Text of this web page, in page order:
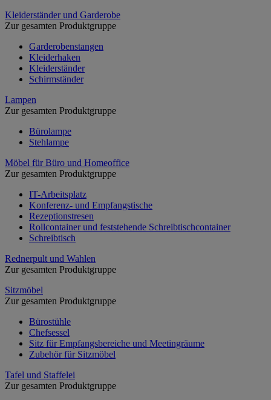
Kleiderständer und Garderobe
Zur gesamten Produktgruppe
Garderobenstangen
Kleiderhaken
Kleiderständer
Schirmständer
Lampen
Zur gesamten Produktgruppe
Bürolampe
Stehlampe
Möbel für Büro und Homeoffice
Zur gesamten Produktgruppe
IT-Arbeitsplatz
Konferenz- und Empfangstische
Rezeptionstresen
Rollcontainer und feststehende Schreibtischcontainer
Schreibtisch
Rednerpult und Wahlen
Zur gesamten Produktgruppe
Sitzmöbel
Zur gesamten Produktgruppe
Bürostühle
Chefsessel
Sitz für Empfangsbereiche und Meetingräume
Zubehör für Sitzmöbel
Tafel und Staffelei
Zur gesamten Produktgruppe